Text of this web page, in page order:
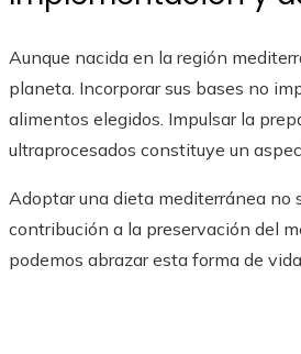
Aunque nacida en la región
planeta. Incorporar sus bases no
alimentos elegidos. Impulsar la
ultraprocesados constituye un
Adoptar una dieta mediterránea no
contribución a la preservación del
podemos abrazar esta forma de